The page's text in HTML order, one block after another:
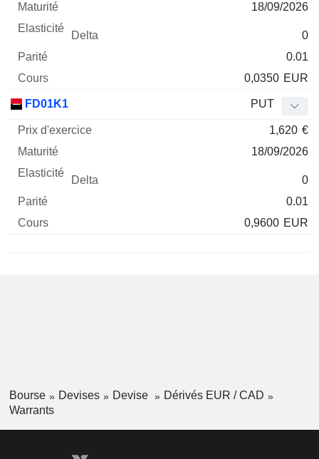
18/09/2026
0
0.01
0,0350 EUR
FD01K1 PUT
1,620 €
18/09/2026
0
0.01
0,9600 EUR
Bourse Devises Devise
Dérivés EUR / CAD
Warrants